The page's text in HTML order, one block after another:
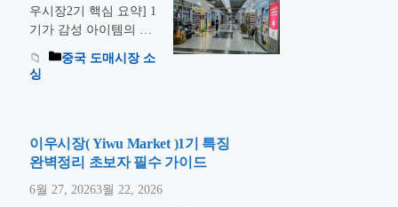
곳입니다. 2005년 오픈
한 이곳은 ‘H 구역’으로
의 전문 부스가 밀집해
있습니다. …
우시장2기 핵심 요약] 1
기가 감성 아이템의 천
국이라면, 2기는 실용
비즈니스의 전장입니다.
발굴하는 정밀 소싱 전
략을 공개합니다. 안녕
셉입니다. 😊 이우 시장
중국 도매시장 소
싱
이우시장( Yiwu Market )1기 특징
완벽정리 초보자 필수 가이드
6월 27, 20263월 22, 2026